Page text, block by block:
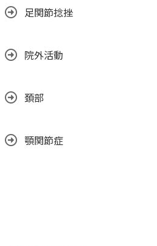
足関節捻挫
院外活動
頚部
顎関節症